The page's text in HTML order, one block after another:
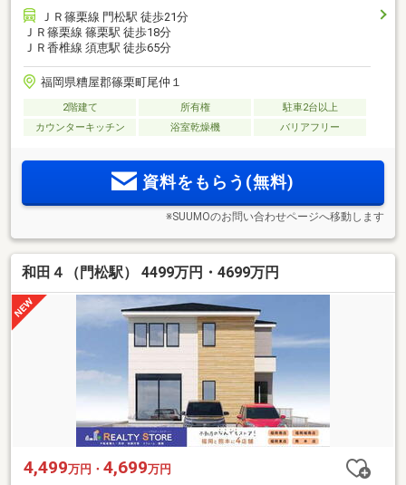
ＪＲ篠栗線 門松駅 徒歩21分
ＪＲ篠栗線 篠栗駅 徒歩18分
ＪＲ香椎線 須恵駅 徒歩65分
福岡県糟屋郡篠栗町尾仲１
2階建て 所有権
駐車2台以上
カウンターキッチン
浴室乾燥機 バリアフリー
資料をもらう(無料)
※SUUMOのお問い合わせページへ移動します
和田４（門松駅） 4499万円・4699万円
4,499万円・ 4,699万円